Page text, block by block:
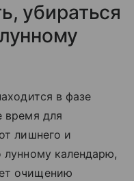
убираться
в фазе
время для
лишнего и
лунному календарю,
очищению